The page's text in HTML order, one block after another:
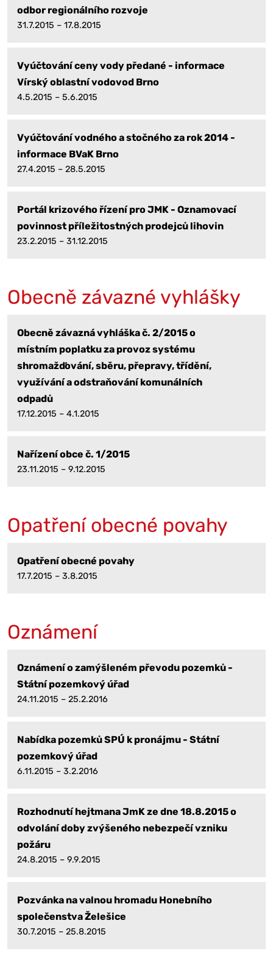
odbor regionálního rozvoje
31.7.2015 – 17.8.2015
Vyúčtování ceny vody předané - informace
Vírský oblastní vodovod Brno
4.5.2015 – 5.6.2015
Vyúčtování vodného a stočného za rok 2014 -
informace BVaK Brno
27.4.2015 – 28.5.2015
Portál krizového řízení pro JMK - Oznamovací
povinnost příležitostných prodejců lihovin
23.2.2015 – 31.12.2015
Obecně závazné vyhlášky
Obecně závazná vyhláška č. 2/2015 o
místním poplatku za provoz systému
shromažďování, sběru, přepravy, třídění,
využívání a odstraňování komunálních
odpadů
17.12.2015 – 4.1.2015
Nařízení obce č. 1/2015
23.11.2015 – 9.12.2015
Opatření obecné povahy
Opatření obecné povahy
17.7.2015 – 3.8.2015
Oznámení
Oznámení o zamýšleném převodu pozemků -
Státní pozemkový úřad
24.11.2015 – 25.2.2016
Nabídka pozemků SPÚ k pronájmu - Státní
pozemkový úřad
6.11.2015 – 3.2.2016
Rozhodnutí hejtmana JmK ze dne 18.8.2015 o
odvolání doby zvýšeného nebezpečí vzniku
požáru
24.8.2015 – 9.9.2015
Pozvánka na valnou hromadu Honebního
společenstva Želešice
30.7.2015 – 25.8.2015